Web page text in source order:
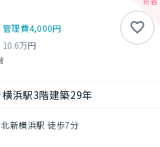
管理費4,000円
10.6万円
浜駅3階建築29年
新横浜駅 徒歩7分